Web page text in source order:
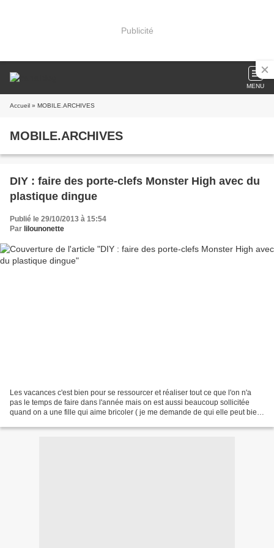
Publicité
MENU
Accueil » MOBILE.ARCHIVES
MOBILE.ARCHIVES
DIY : faire des porte-clefs Monster High avec du
plastique dingue
Publié le 29/10/2013 à 15:54
Par lilounonette
Les vacances c'est bien pour se ressourcer et réaliser tout ce que l'on n'a
pas le temps de faire dans l'année mais on est aussi beaucoup sollicitée
quand on a une fille qui aime bricoler ( je me demande de qui elle peut bien